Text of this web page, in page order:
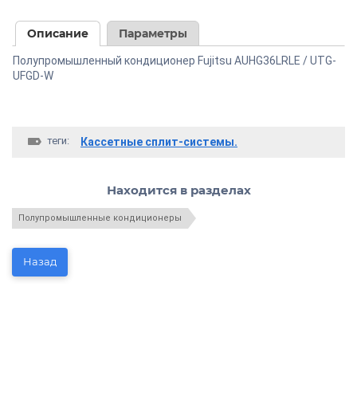
Описание Параметры
Полупромышленный кондиционер Fujitsu AUHG36LRLE / UTG-
UFGD-W
теги: Кассетные сплит-системы.
Находится в разделах
Полупромышленные кондиционеры
Назад